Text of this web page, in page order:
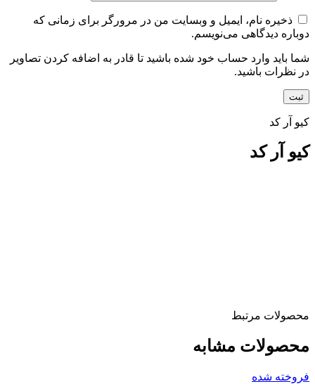
ذخیره نام، ایمیل و وبسایت من در مرورگر برای زمانی که
دوباره دیدگاهی می‌نویسم.
شما باید وارد حساب خود شده باشید تا قادر به اضافه کردن تصاویر
در نظرات باشید.
کیو آر کد
کیو آر کد
محصولات مرتبط
محصولات مشابه
فروخته شده